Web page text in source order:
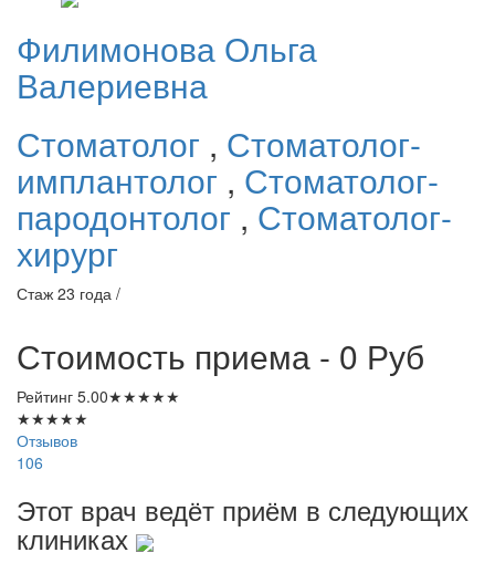
Филимонова Ольга
Валериевна
Стоматолог , Стоматолог-
имплантолог , Стоматолог-
пародонтолог , Стоматолог-
хирург
Стаж 23 года /
Стоимость приема - 0 Руб
Рейтинг 5.00★★★★★
★★★★★
Отзывов
106
Этот врач ведёт приём в следующих
клиниках